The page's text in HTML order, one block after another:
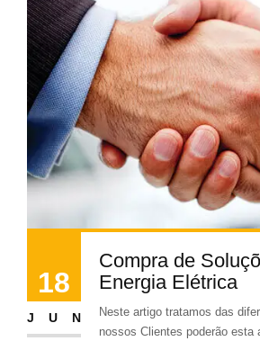
18
JUN
Compra de
Energia Elétrica
Neste artigo tratamos das
nossos Clientes poderão esta